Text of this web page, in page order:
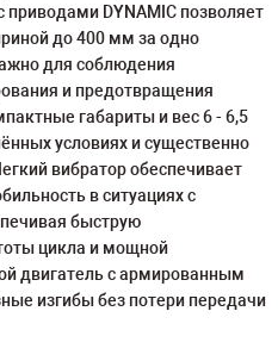
DYNAMIC позволяет
до 400 мм за одно
для соблюдения
и предотвращения
габариты и вес 6 - 6,5
условиях и существенно
вибратор обеспечивает
в ситуациях с
быструю
цикла и мощной
двигатель с армированным
изгибы без потери передачи